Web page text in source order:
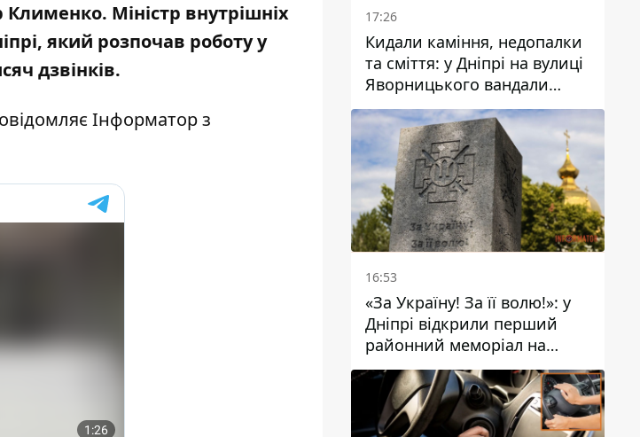
Міністр внутрішніх
який розпочав роботу у
дзвінків.
Інформатор з
17:26
Кидали каміння, недопалки
та сміття: у Дніпрі на вулиці
Яворницького вандали
пошкодили питні фонтани
16:53
«За Україну! За її волю!»: у
Дніпрі відкрили перший
районний меморіал на
честь полеглих Захисників